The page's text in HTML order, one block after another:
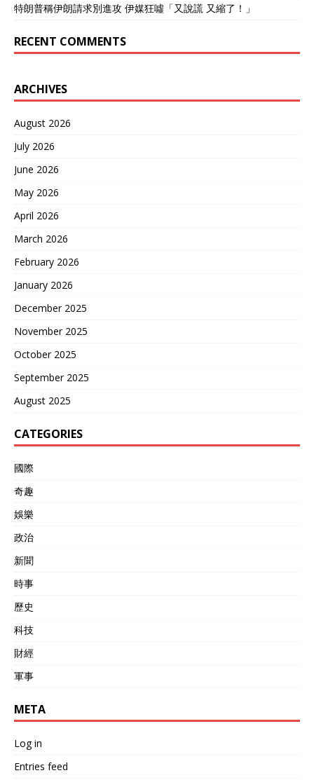
特朗普稱伊朗請求別進攻 伊媒狂噓「又說謊 又縮了！」
RECENT COMMENTS
ARCHIVES
August 2026
July 2026
June 2026
May 2026
April 2026
March 2026
February 2026
January 2026
December 2025
November 2025
October 2025
September 2025
August 2025
CATEGORIES
國際
奇趣
娛樂
政治
新聞
時事
歷史
科技
財經
軍事
META
Log in
Entries feed